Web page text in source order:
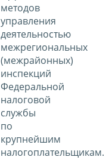
методов
управления
деятельностью
межрегиональных
(межрайонных)
инспекций
Федеральной
налоговой
службы
по
крупнейшим
налогоплательщикам.